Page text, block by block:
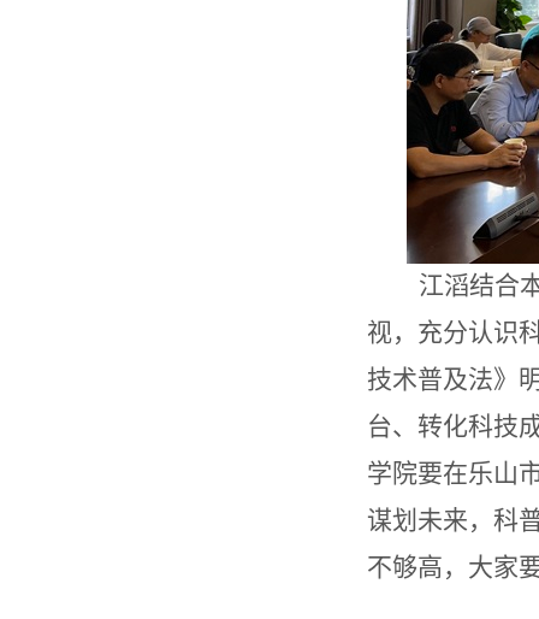
江滔结合
视，充分认识
技术普及法》
台、转化科技
学院要在乐山
谋划未来，科
不够高，大家